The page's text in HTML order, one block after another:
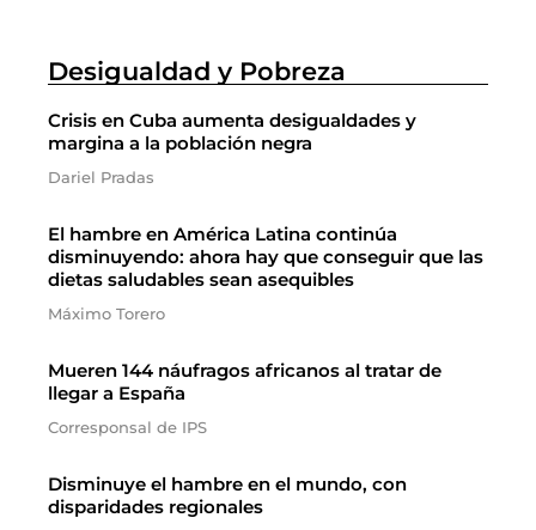
Desigualdad y Pobreza
Crisis en Cuba aumenta desigualdades y
margina a la población negra
Dariel Pradas
El hambre en América Latina continúa
disminuyendo: ahora hay que conseguir que las
dietas saludables sean asequibles
Máximo Torero
Mueren 144 náufragos africanos al tratar de
llegar a España
Corresponsal de IPS
Disminuye el hambre en el mundo, con
disparidades regionales